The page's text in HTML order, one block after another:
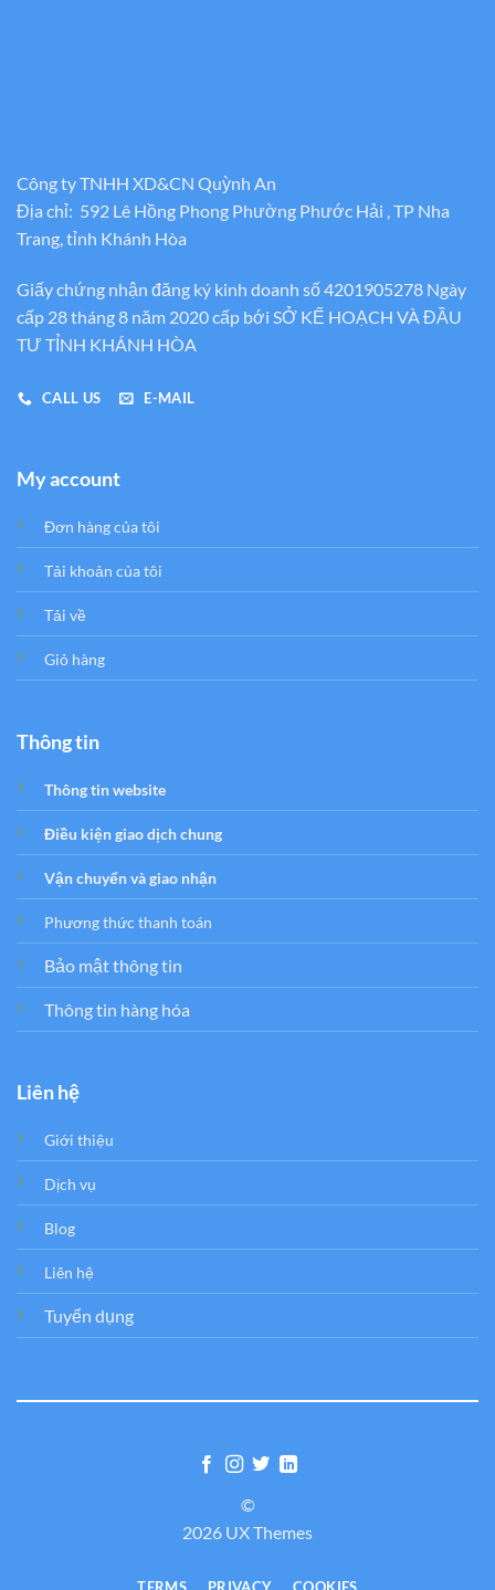
Công ty TNHH XD&CN Quỳnh An
Địa chỉ: 592 Lê Hồng Phong Phường Phước Hải , TP Nha
Trang, tỉnh Khánh Hòa
Giấy chứng nhận đăng ký kinh doanh số 4201905278 Ngày
cấp 28 tháng 8 năm 2020 cấp bới SỞ KẾ HOẠCH VÀ ĐẦU
TƯ TỈNH KHÁNH HÒA
CALL US E-MAIL
My account
Đơn hàng của tôi
Tải khoản của tôi
Tải về
Giỏ hàng
Thông tin
Thông tin website
Điều kiện giao dịch chung
Vận chuyển và giao nhận
Phương thức thanh toán
Bảo mật thông tin
Thông tin hàng hóa
Liên hệ
Giới thiệu
Dịch vụ
Blog
Liên hệ
Tuyển dụng
©
2026 UX Themes